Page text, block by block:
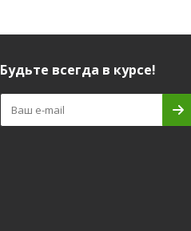
Будьте всегда в курсе!